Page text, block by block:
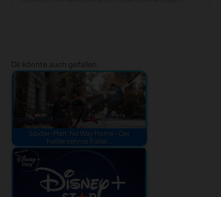
Dir könnte auch gefallen:
Spider-Man: No Way Home - Der
heißersehnte Trailer…